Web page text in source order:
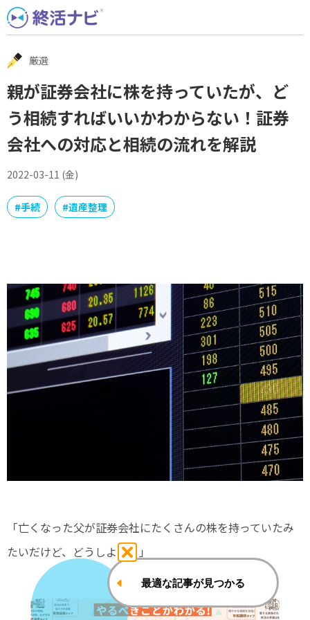
Skip
to
content
厳選
親が証券会社に株を持っていたが、ど
う相続すればいいかわからない！証券
会社への対応と相続の流れを解説
2022-03-11 (金)
#手続 #遺産整理
「亡くなった父が証券会社にたくさんの株を持っていたみ
たいだけど、どうしよう！」